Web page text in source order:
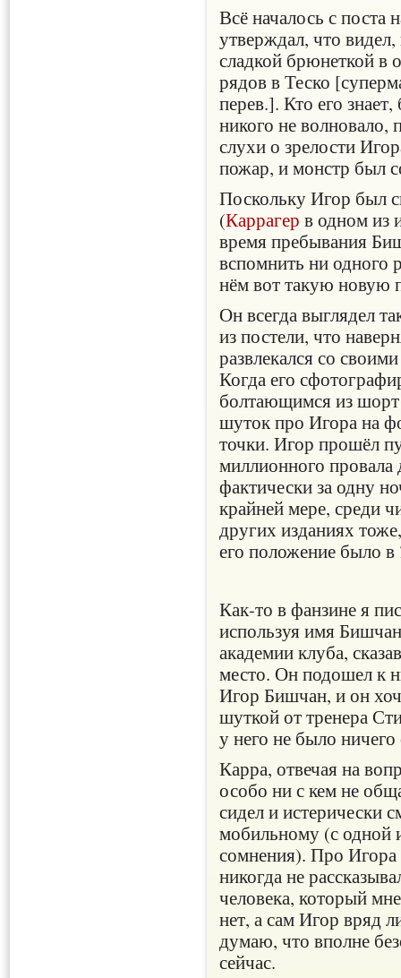
Всё началось с поста
утверждал, что
сладкой брюнеткой в
рядов в Теско
перев.]. Кто его
никого не волновало,
слухи о зрелости
пожар, и монстр был
Поскольку Игор был
(Каррагер в одном из
время пребывания
вспомнить ни одного
нём вот такую новую
Он всегда выглядел
из постели, что
развлекался со
Когда его
болтающимся из шорт
шуток про Игора на
точки. Игор прошёл
миллионного
фактически за одну
крайней мере, среди
других изданиях
его положение было в
Как-то в фанзине я
используя имя
академии клуба,
место. Он подошел к
Игор Бишчан, и он
шуткой от тренера
у него не было
Карра, отвечая на
особо ни с кем не
сидел и истерически
мобильному (с одной
сомнения). Про Игора
никогда не
человека, который
нет, а сам Игор вряд
думаю, что вполне
сейчас.